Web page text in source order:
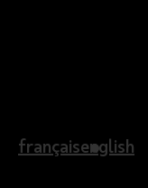
françaisenglish